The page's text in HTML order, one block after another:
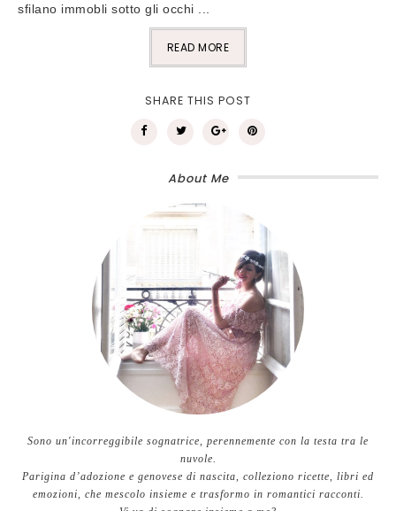
sfilano immobli sotto gli occhi ...
READ MORE
SHARE THIS POST
About Me
Sono un'incorreggibile sognatrice, perennemente con la testa tra le
nuvole.
Parigina d’adozione e genovese di nascita, colleziono ricette, libri ed
emozioni, che mescolo insieme e trasformo in romantici racconti.